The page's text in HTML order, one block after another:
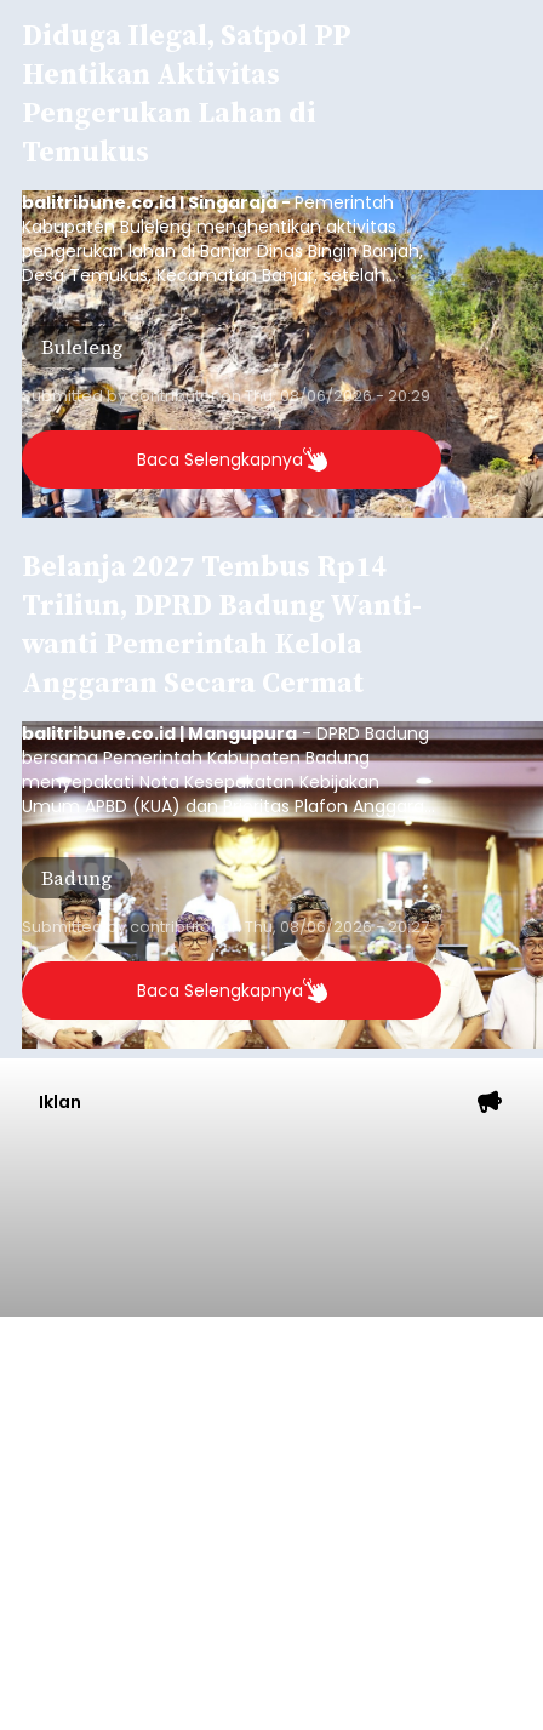
Diduga Ilegal, Satpol PP
Hentikan Aktivitas
Pengerukan Lahan di
Temukus
balitribune.co.id I Singaraja -Pemerintah
Kabupaten Buleleng menghentikan aktivitas
pengerukan lahan di Banjar Dinas Bingin Banjah,
Desa Temukus, Kecamatan Banjar, setelah
ditemukan indikasi kegiatan pengambilan
material yang tidak sesuai dengan peruntukan
kawasan.
Buleleng
Submitted bycontributoronThu, 08/06/2026 - 20:29
Baca Selengkapnya
Belanja 2027 Tembus Rp14
Triliun, DPRD Badung Wanti-
wanti Pemerintah Kelola
Anggaran Secara Cermat
balitribune.co.id | Mangupura- DPRD Badung
bersama Pemerintah Kabupaten Badung
menyepakati Nota Kesepakatan Kebijakan
Umum APBD (KUA) dan Prioritas Plafon Anggaran
Sementara (PPAS) Tahun Anggaran 2027 dalam
rapat paripurna yang digelar di Gedung DPRD
Badung, Kamis (6/8/2026).
Badung
Submitted bycontributor onThu, 08/06/2026 - 20:27
Baca Selengkapnya
Iklan